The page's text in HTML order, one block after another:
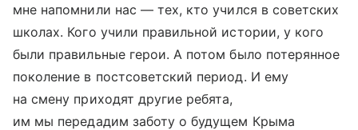
мне напомнили нас — тех, кто учился в советских
школах. Кого учили правильной истории, у кого
были правильные герои. А потом было потерянное
поколение в постсоветский период. И ему
на смену приходят другие ребята,
им мы передадим заботу о будущем Крыма